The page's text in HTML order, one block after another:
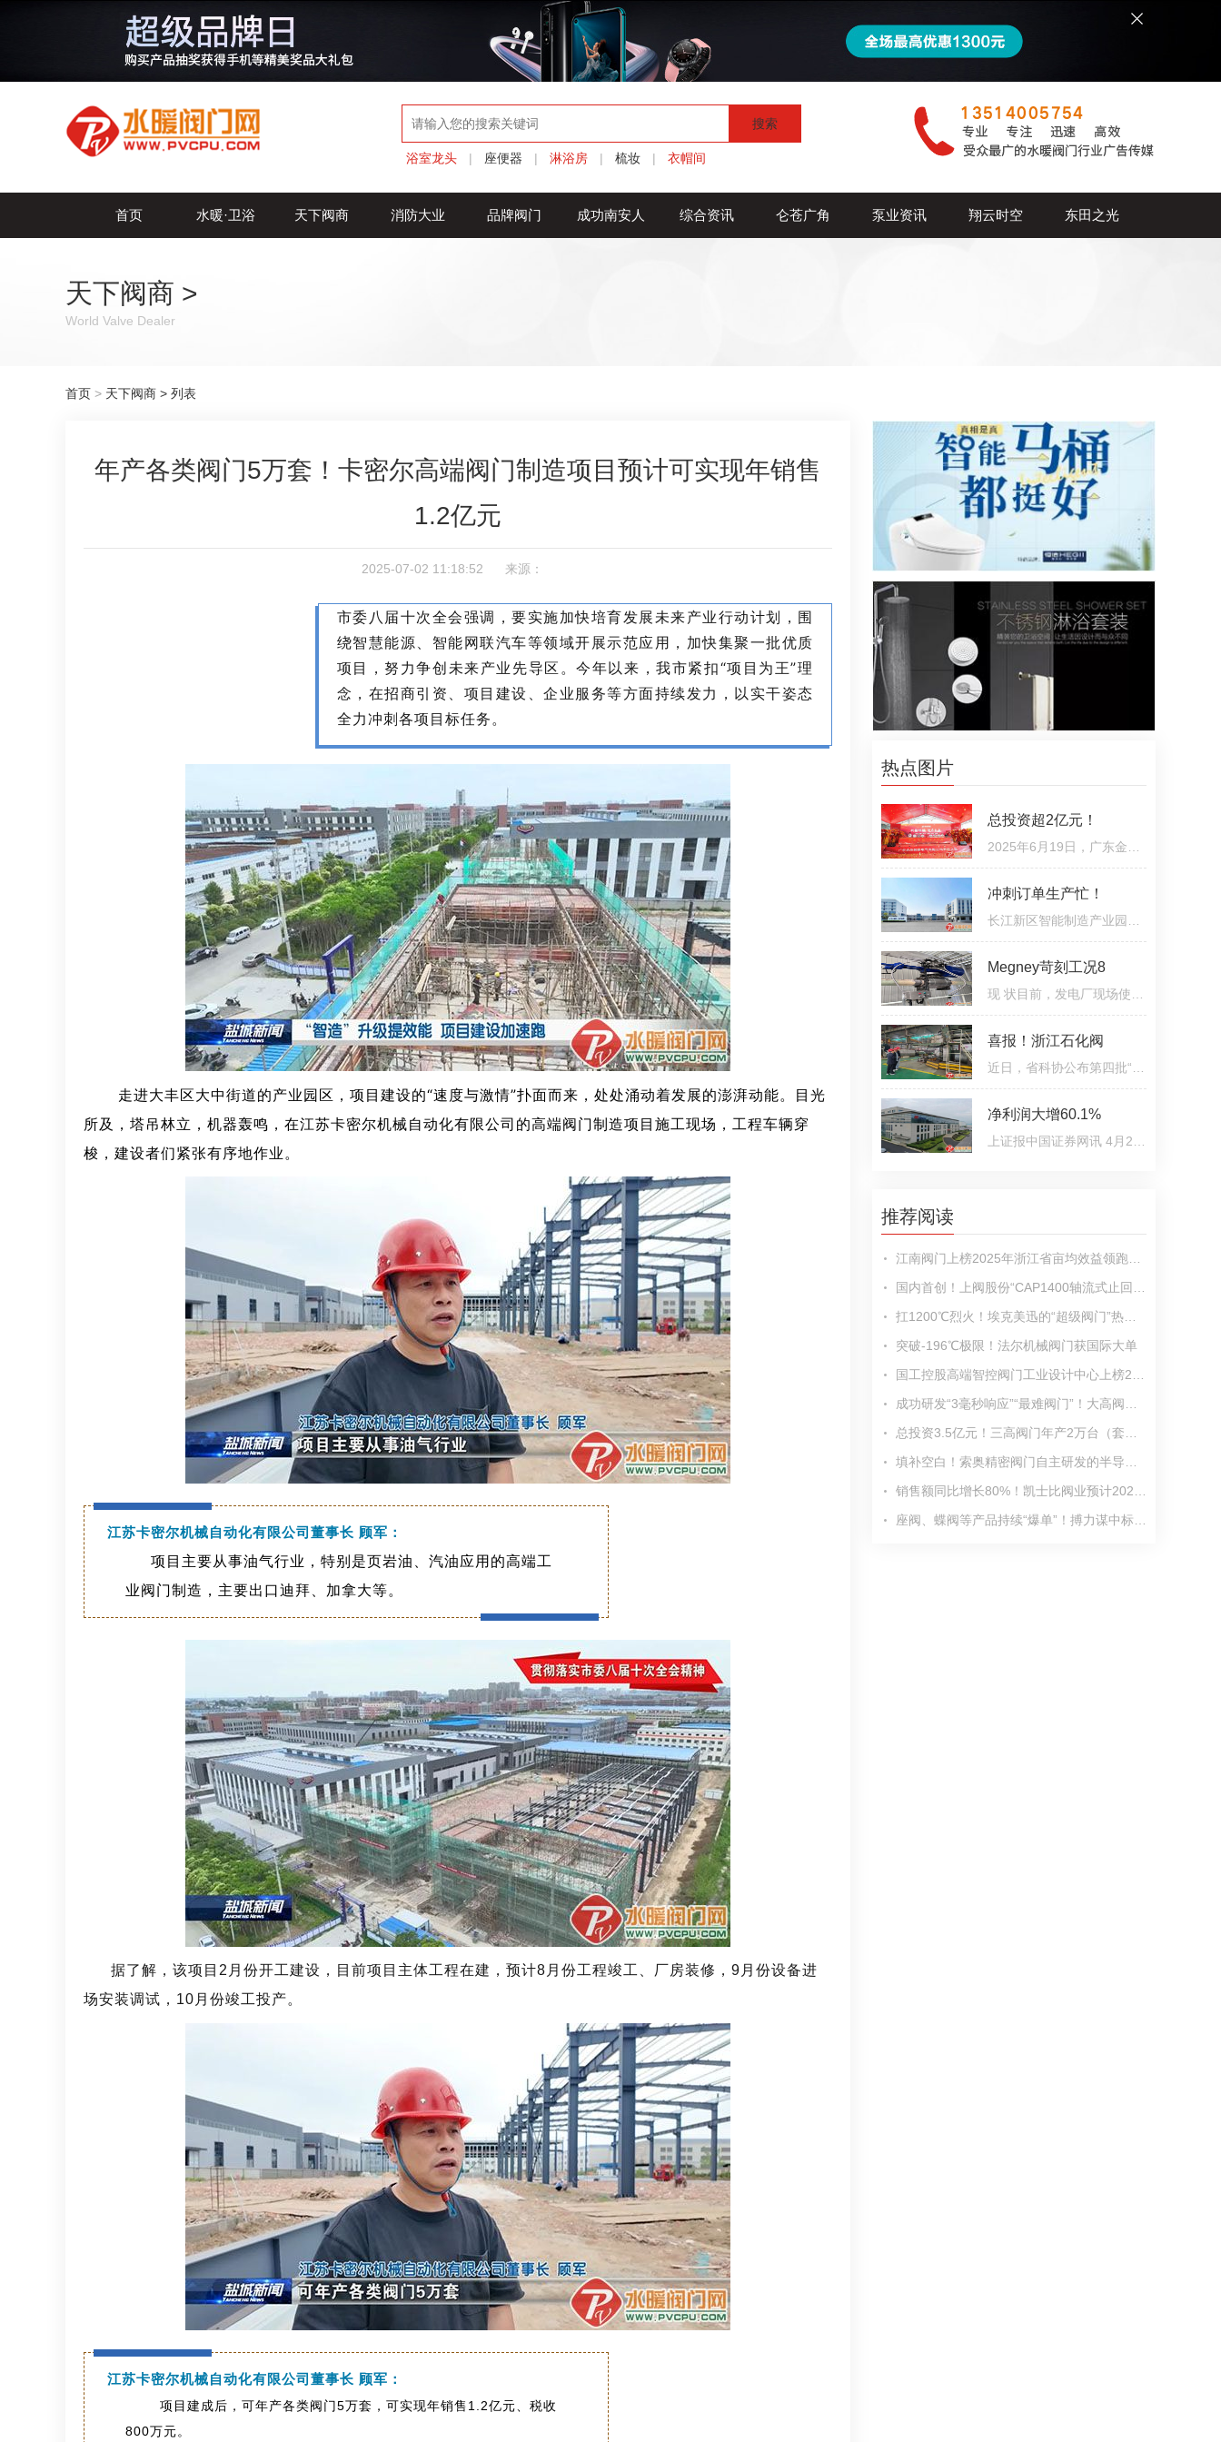
搜索
浴室龙头 | 座便器 | 淋浴房 | 梳妆 | 衣帽间
首页 水暖·卫浴 天下阀商 消防大业 品牌阀门 成功南安人 综合资讯 仑苍广角 泵业资讯 翔云时空 东田之光
天下阀商 >
World Valve Dealer
首页 > 天下阀商 > 列表
年产各类阀门5万套！卡密尔高端阀门制造项目预计可实现年销售
1.2亿元
2025-07-02 11:18:52 来源：
市委八届十次全会强调，要实施加快培育发展未来产业行动计划，围
绕智慧能源、智能网联汽车等领域开展示范应用，加快集聚一批优质
项目，努力争创未来产业先导区。今年以来，我市紧扣“项目为王”理
念，在招商引资、项目建设、企业服务等方面持续发力，以实干姿态
全力冲刺各项目标任务。
走进大丰区大中街道的产业园区，项目建设的“速度与激情”扑面而来，处处涌动着发展的澎湃动能。目光
所及，塔吊林立，机器轰鸣，在江苏卡密尔机械自动化有限公司的高端阀门制造项目施工现场，工程车辆穿
梭，建设者们紧张有序地作业。
江苏卡密尔机械自动化有限公司董事长 顾军 ：
项目主要从事油气行业，特别是页岩油、汽油应用的高端工
业阀门制造，主要出口迪拜、加拿大等。
据了解，该项目2月份开工建设，目前项目主体工程在建，预计8月份工程竣工、厂房装修，9月份设备进
场安装调试，10月份竣工投产。
江苏卡密尔机械自动化有限公司董事长 顾军 ：
项目建成后，可年产各类阀门5万套，可实现年销售1.2亿元、税收
800万元。
热点图片
总投资超2亿元！
冲刺订单生产忙！
Megney苛刻工况8
喜报！浙江石化阀
净利润大增60.1%
推荐阅读
突破-196℃极限！法尔机械阀门获国际大单